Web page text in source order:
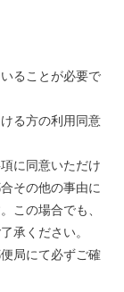
ることが必要で
る方の利用同意
に同意いただけ
その他の事由に
この場合でも、
承ください。
局にて必ずご確